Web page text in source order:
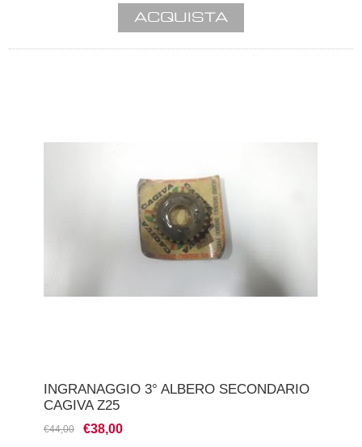
INGRANAGGIO 3° ALBERO SECONDARIO
CAGIVA Z25
€44,00 €38,00